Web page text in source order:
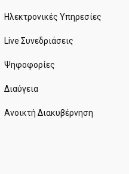
Ηλεκτρονικές Υπηρεσίες
Live Συνεδριάσεις
Ψηφοφορίες
Διαύγεια
Ανοικτή Διακυβέρνηση